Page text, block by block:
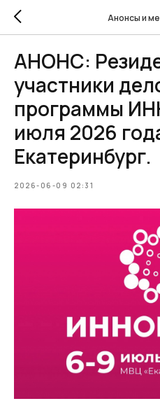
Анонсы и
АНОНС:
участники
программы
июля 2026
Екатеринбург.
2026-06-09 02:31